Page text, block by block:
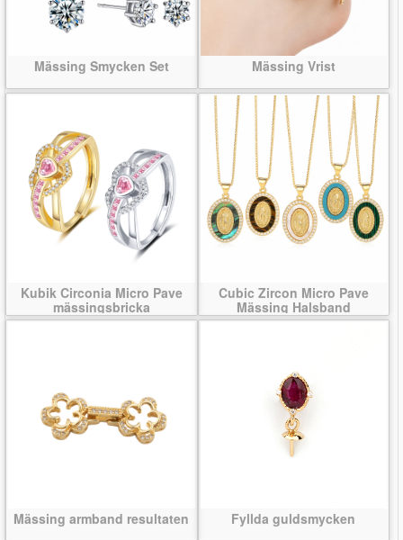
Mässing Smycken Set Mässing Vrist
Kubik Circonia Micro Pave
mässingsbricka
Cubic Zircon Micro Pave
Mässing Halsband
Mässing armband resultaten Fyllda guldsmycken